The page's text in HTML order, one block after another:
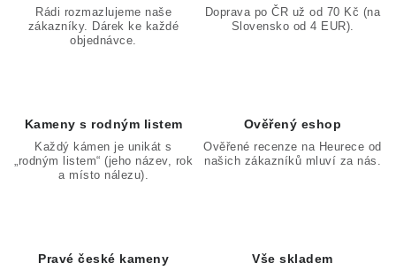
Rádi rozmazlujeme naše
zákazníky. Dárek ke každé
objednávce.
Doprava po ČR už od 70 Kč (na
Slovensko od 4 EUR).
Kameny s rodným listem
Každý kámen je unikát s
„rodným listem“ (jeho název, rok
a místo nálezu).
Ověřený eshop
Ověřené recenze na Heurece od
našich zákazníků mluví za nás.
Pravé české kameny Vše skladem